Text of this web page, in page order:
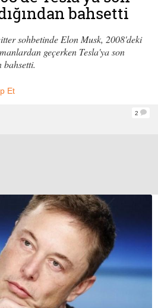
bahsetti
sohbetinde Elon Musk, 2008'deki
geçerken Tesla'ya son
bahsetti.
Et
2